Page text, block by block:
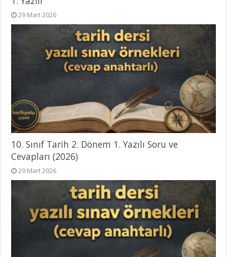
29 Mart 2026
10. Sınıf Tarih 2. Dönem 1. Yazılı Soru ve
Cevapları (2026)
29 Mart 2026